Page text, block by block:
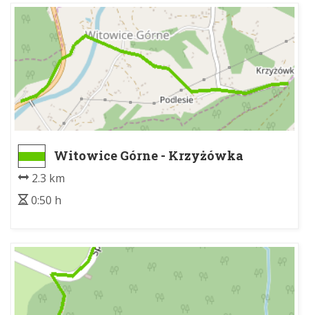
Witowice Górne - Krzyżówka
2.3 km
0:50 h